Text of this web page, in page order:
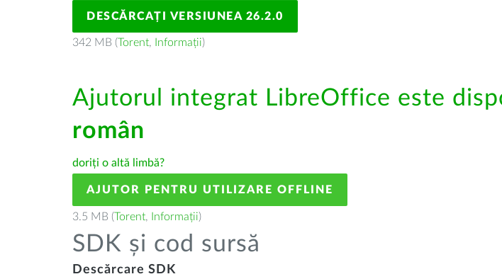
DESCĂRCAȚI VERSIUNEA 26.2.0
342 MB (Torent, Informații)
Ajutorul integrat LibreOffice este
român
doriți o altă limbă?
AJUTOR PENTRU UTILIZARE OFFLINE
3.5 MB (Torent, Informații)
SDK și cod sursă
Descărcare SDK